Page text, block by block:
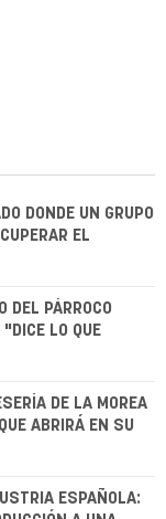
DONDE UN GRUPO
EL
DEL PÁRROCO
LO QUE
DE LA MOREA
ABRIRÁ EN SU
ESPAÑOLA: